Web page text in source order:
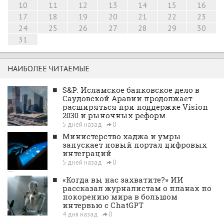
10
11 12 13 14 15
16
17
18 19 20 21 22
23
24
25 26 27 28 29
30
31
НАИБОЛЕЕ ЧИТАЕМЫЕ
■ S&P: Исламское банковское дело в
Саудовской Аравии продолжает
расширяться при поддержке Vision
2030 и рыночных реформ
5 дней назад 0
■ Министерство хаджа и умры
запускает новый портал цифровых
интеграций
5 дней назад 0
■ «Когда вы нас захватите?» ИИ
рассказал журналистам о планах по
покорению мира в большом
интервью с ChatGPT
4 дня назад 0